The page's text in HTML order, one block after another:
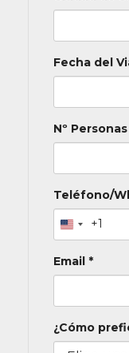
Fecha del
Nº
Teléfono/
+1
Email *
¿Cómo